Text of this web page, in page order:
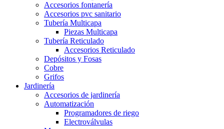
Accesorios fontanería
Accesorios pvc sanitario
Tubería Multicapa
Piezas Multicapa
Tubería Reticulado
Accesorios Reticulado
Depósitos y Fosas
Cobre
Grifos
Jardinería
Accesorios de jardinería
Automatización
Programadores de riego
Electroválvulas